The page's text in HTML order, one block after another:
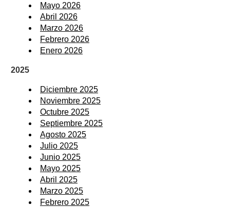
Mayo 2026
Abril 2026
Marzo 2026
Febrero 2026
Enero 2026
2025
Diciembre 2025
Noviembre 2025
Octubre 2025
Septiembre 2025
Agosto 2025
Julio 2025
Junio 2025
Mayo 2025
Abril 2025
Marzo 2025
Febrero 2025